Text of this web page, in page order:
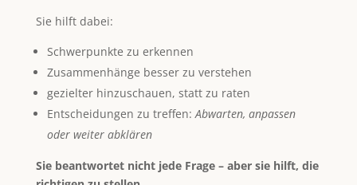
Sie hilft dabei:
Schwerpunkte zu erkennen
Zusammenhänge besser zu verstehen
gezielter hinzuschauen, statt zu raten
Entscheidungen zu treffen:Abwarten, anpassen
oder weiter abklären
Sie beantwortet nicht jede Frage – aber sie hilft, die